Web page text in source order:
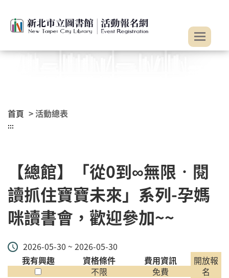
首頁 > 活動總表
:::
【總館】「從0到∞無限‧閱
讀抓住寶寶未來」系列-孕媽
咪讀書會，歡迎參加~~
2026-05-30 ~ 2026-05-30
我有興趣
資格條件
不限
費用資訊
免費
開放報
名